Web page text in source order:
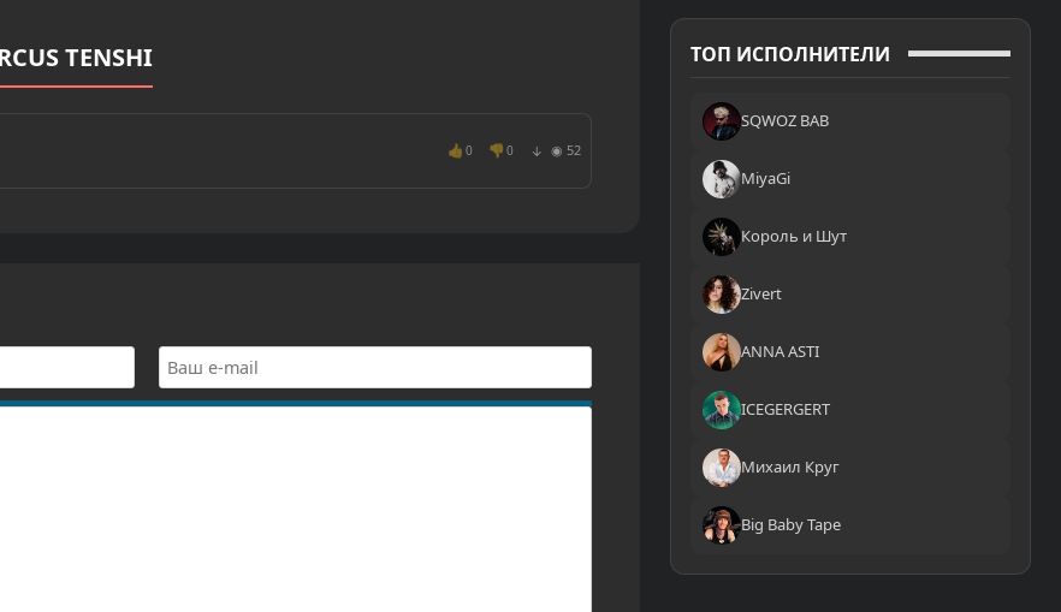
ТОП ИСПОЛНИТЕЛИ
SQWOZ BAB
MiyaGi
Король и Шут
Zivert
ANNA ASTI
ICEGERGERT
Михаил Круг
Big Baby Tape
TENSHI
👍 0 👎 0 ↓ ◉ 52